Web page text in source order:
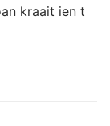
kraait ien t